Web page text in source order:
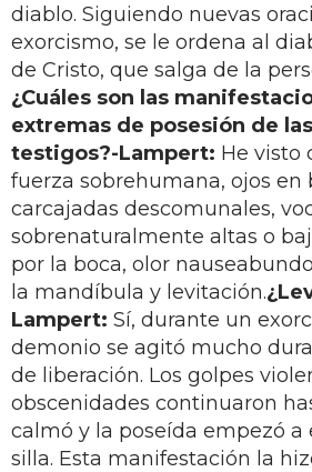
diablo. Siguiendo nuevas
exorcismo, se le ordena al
de Cristo, que salga de la
¿Cuáles son las
extremas de posesión de
testigos?-Lampert: He visto
fuerza sobrehumana, ojos en
carcajadas descomunales,
sobrenaturalmente altas o
por la boca, olor
la mandíbula y levitación.
Lampert: Sí, durante un
demonio se agitó mucho
de liberación. Los golpes
obscenidades continuaron
calmó y la poseída empezó a
silla. Esta manifestación la